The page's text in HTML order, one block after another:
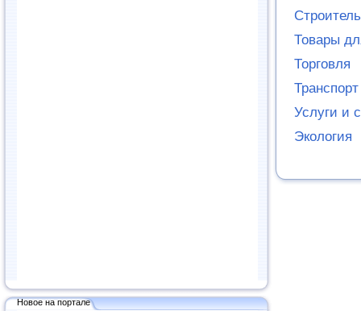
Новое на портале
Товары
Торговля
Услуги и
Экология